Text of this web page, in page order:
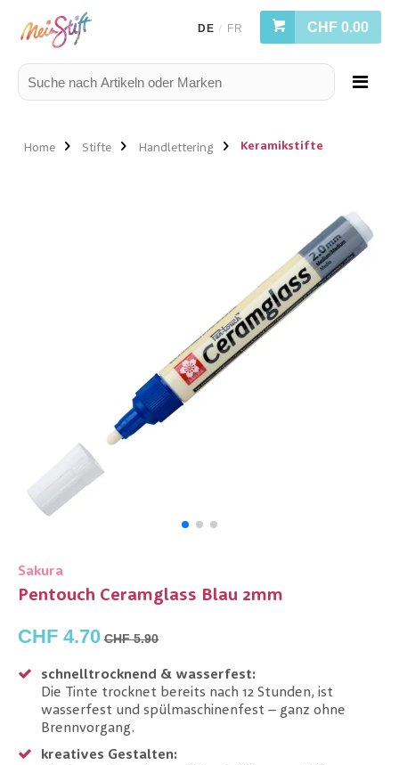
DE / FR CHF 0.00
Home Stifte Handlettering Keramikstifte
Sakura
Pentouch Ceramglass Blau 2mm
CHF 4.70 CHF 5.90
schnelltrocknend & wasserfest:
Die Tinte trocknet bereits nach 12 Stunden, ist
wasserfest und spülmaschinenfest – ganz ohne
Brennvorgang.
kreatives Gestalten: